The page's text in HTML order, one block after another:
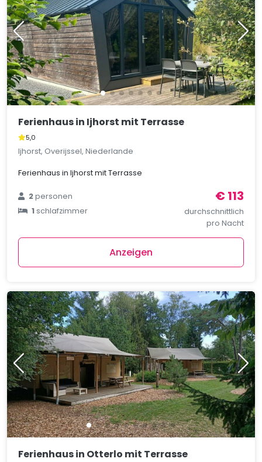
Ferienhaus in Ijhorst mit Terrasse
5,0
Ijhorst, Overijssel, Niederlande
Ferienhaus in Ijhorst mit Terrasse
2personen
1schlafzimmer
€ 113
durchschnittlich
pro Nacht
Anzeigen
Ferienhaus in Otterlo mit Terrasse